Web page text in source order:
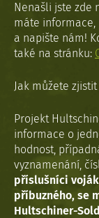
Nenašli jste zde
máte informace,
a napište nám!
také na stránku:
Jak můžete
Projekt
informace o
hodnost,
vyznamenání,
příslušníci
příbuzného, se
Hultschiner-